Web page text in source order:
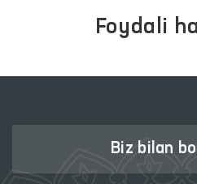
Foydali
Biz bilan